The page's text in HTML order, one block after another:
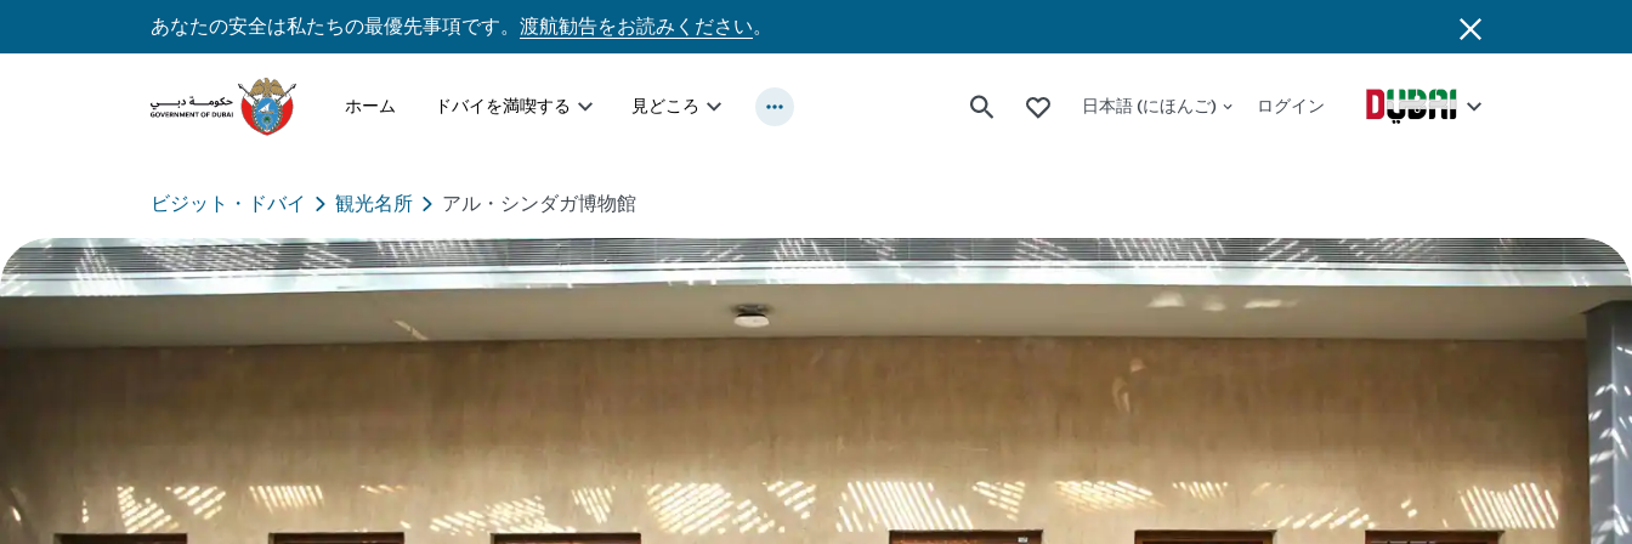
あなたの安全は私たちの最優先事項です。 渡航勧告をお読みください。
ホーム ドバイを満喫する 見どころ 日本語 (にほんご) ログイン
ビジット・ドバイ 観光名所 アル・シンダガ博物館